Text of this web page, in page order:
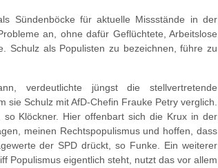
Sündenböcke für aktuelle Missstände in der
an, ohne dafür Geflüchtete, Arbeitslose
Schulz als Populisten zu bezeichnen, führe zu
verdeutlichte jüngst die stellvertretende
sie Schulz mit AfD-Chefin Frauke Petry verglich.
so Klöckner. Hier offenbart sich die Krux in der
meinen Rechtspopulismus und hoffen, dass
der SPD drückt, so Funke. Ein weiterer
Populismus eigentlich steht, nutzt das vor allem